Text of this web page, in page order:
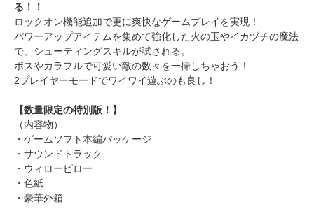
る！！
ロックオン機能追加で更に爽快なゲームプレイを実現！
パワーアップアイテムを集めて強化した火の玉やイカヅチの魔法
で、シューティングスキルが試される。
ボスやカラフルで可愛い敵の数々を一掃しちゃおう！
2プレイヤーモードでワイワイ遊ぶのも良し！
【数量限定の特別版！】
（内容物）
・ゲームソフト本編パッケージ
・サウンドトラック
・ウィローピロー
・色紙
・豪華外箱